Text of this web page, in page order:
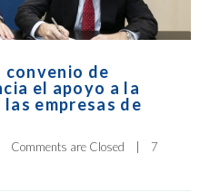
convenio de
el apoyo a la
empresas de
Comments are Closed
7